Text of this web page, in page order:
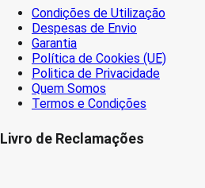
Condições de Utilização
Despesas de Envio
Garantia
Política de Cookies (UE)
Politica de Privacidade
Quem Somos
Termos e Condições
Livro de Reclamações